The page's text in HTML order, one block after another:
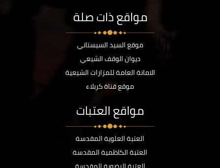
مواقع ذات صلة
موقع السيد السيستاني
ديوان الوقف الشيعي
الامانة العامة للمزارات الشيعية
موقع قناة كربلاء
مواقع العتبات
العتبة العلوية المقدسة
العتبة الكاظمية المقدسة